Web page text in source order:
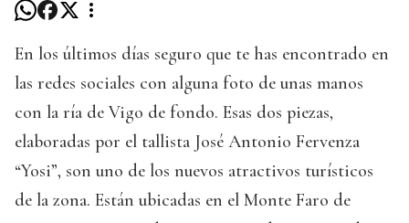
En los últimos días seguro que te has encontrado en
las redes sociales con alguna foto de unas manos
con la ría de Vigo de fondo. Esas dos piezas,
elaboradas por el tallista José Antonio Fervenza
“Yosi”, son uno de los nuevos atractivos turísticos
de la zona. Están ubicadas en el Monte Faro de